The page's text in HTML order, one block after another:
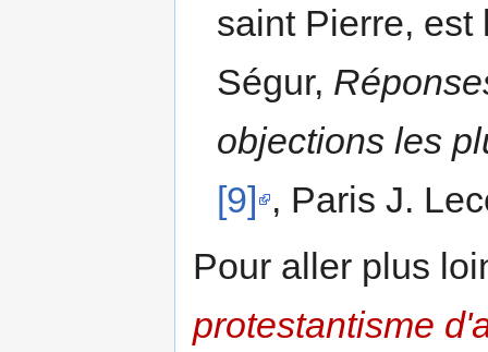
saint Pierre,
Ségur,
objections les
[9] , Paris J.
Pour aller plus
protestantisme